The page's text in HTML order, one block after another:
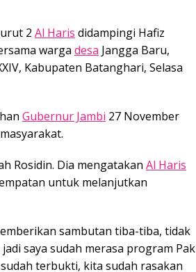
2 Al Haris didampingi Hafiz
warga desa Jangga Baru,
Kabupaten Batanghari, Selasa
Gubernur Jambi 27 November
Rosidin. Dia mengatakan Al Haris
untuk melanjutkan
sambutan tiba-tiba, tidak
saya sudah merasa program Pak
terbukti, kita sudah rasakan